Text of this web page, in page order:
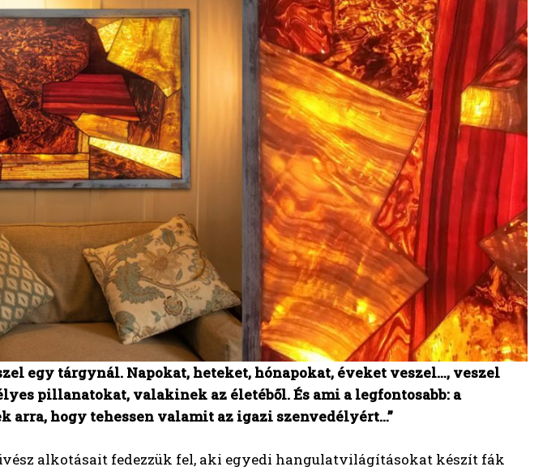
egy tárgynál. Napokat, heteket, hónapokat, éveket veszel…, veszel
pillanatokat, valakinek az életéből. És ami a legfontosabb: a
arra, hogy tehessen valamit az igazi szenvedélyért…”
alkotásait fedezzük fel, aki egyedi hangulatvilágításokat készít fák